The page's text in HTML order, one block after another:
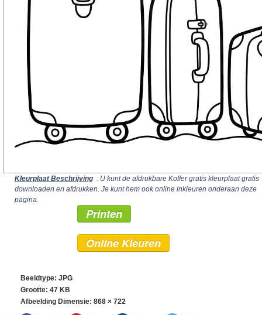
Kleurplaat Beschrijving : U kunt de afdrukbare Koffer gratis kleurplaat gratis
downloaden en afdrukken. Je kunt hem ook online inkleuren onderaan deze
pagina.
Printen
Online Kleuren
Beeldtype: JPG
Grootte: 47 KB
Afbeelding Dimensie: 868 × 722